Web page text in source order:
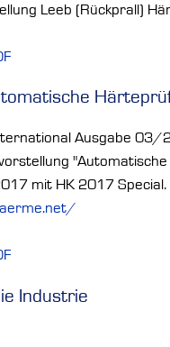
Leeb (Rückprall)
Ausgabe 03/
mit HK 2017 Special.
Industrie